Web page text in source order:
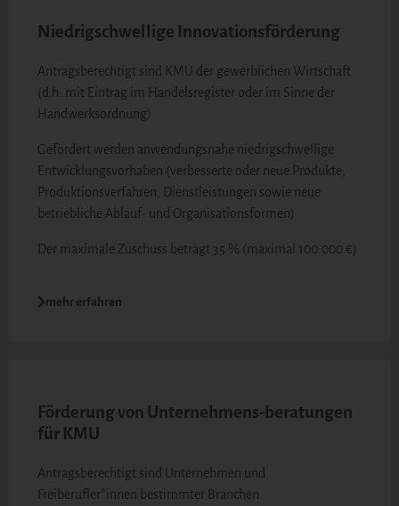
Niedrigschwellige Innovationsförderung
Antragsberechtigt sind KMU der gewerblichen Wirtschaft
(d.h. mit Eintrag im Handelsregister oder im Sinne der
Handwerksordnung)
Gefördert werden anwendungsnahe niedrigschwellige
Entwicklungsvorhaben (verbesserte oder neue Produkte,
Produktionsverfahren, Dienstleistungen sowie neue
betriebliche Ablauf- und Organisationsformen)
Der maximale Zuschuss beträgt 35 % (maximal 100.000 €)
mehr erfahren
Förderung von Unternehmens-beratungen
für KMU
Antragsberechtigt sind Unternehmen und
Freiberufler*innen bestimmter Branchen